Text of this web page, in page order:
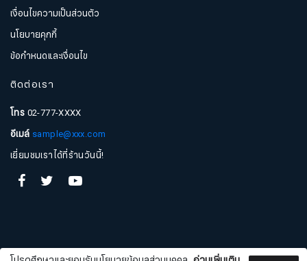
เงื่อนไขความเป็นส่วนตัว
นโยบายคุกกี้
ข้อกำหนดและเงื่อนไข
ติดต่อเรา
โทร 02-777-XXXX
อีเมล์ sample@xxx.com
เยี่ยมชมเราได้ที่ร้านวันนี้!
สมัครรับจดหมายข่าว
ชื่อ
นามสกุล